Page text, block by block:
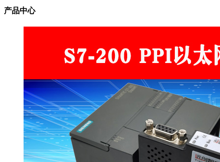
产品中心